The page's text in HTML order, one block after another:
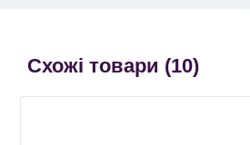
Схожі товари (10)